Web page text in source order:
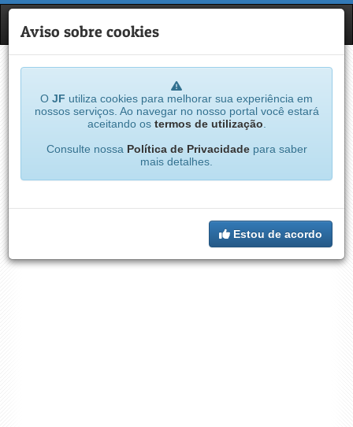
JF
Aviso sobre cookies
O JF utiliza cookies para melhorar sua experiência em
nossos serviços. Ao navegar no nosso portal você estará
aceitando os termos de utilização
Consulte nossa Política de Privacidadepara saber
mais detalhes.
Estou de acordo